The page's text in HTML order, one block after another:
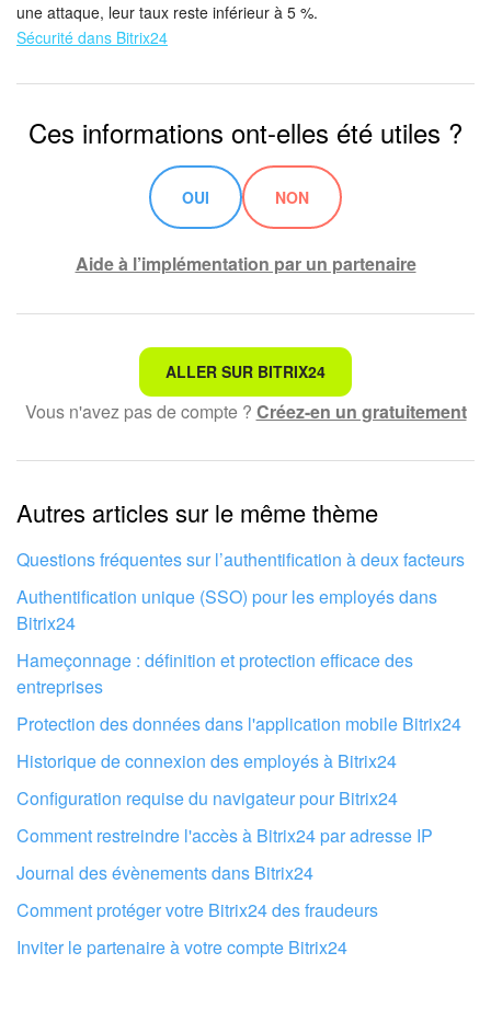
une attaque, leur taux reste inférieur à 5 %.
Sécurité dans Bitrix24
Ces informations ont-elles été utiles ?
OUI NON
Aide à l’implémentation par un partenaire
Ce n'est pas ce que je recherche
Texte compliqué et incompréhensible
Les informations sont obsolètes
Trop court, j'ai besoin de plus d'informations
Je n'aime pas comment cet outil fonctionne
Faites configurer votre compte Bitrix24
par des professionnels locaux
ALLER SUR BITRIX24
Vous n'avez pas de compte ? Créez-en un gratuitement
Autres articles sur le même thème
Questions fréquentes sur l’authentification à deux facteurs
Authentification unique (SSO) pour les employés dans
Bitrix24
Hameçonnage : définition et protection efficace des
entreprises
Protection des données dans l'application mobile Bitrix24
Historique de connexion des employés à Bitrix24
Configuration requise du navigateur pour Bitrix24
Comment restreindre l'accès à Bitrix24 par adresse IP
Journal des évènements dans Bitrix24
Comment protéger votre Bitrix24 des fraudeurs
Inviter le partenaire à votre compte Bitrix24